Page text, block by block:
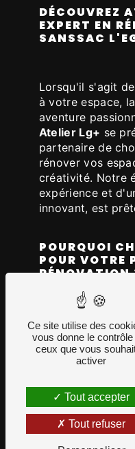
DÉCOUVREZ
EXPERT EN
SANSSAC
Lorsqu'il s'agit
à votre espace,
aventure
Atelier Lg+ se
partenaire de
rénover vos
créativité. Notre
expérience et
innovant, est
POURQUOI
POUR VOTRE
RÉNOVATION
Opter pour
de rénovation à
choisir un
l'importance de
designers
pour assurer
seulement beau
et durable.
Ce site utilise des
vous donne le
ceux que vous
activer
Tout accepter
Tout refuser